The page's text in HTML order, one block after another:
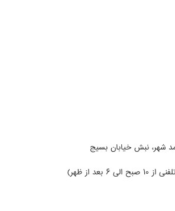
شهر، نبش خیابان بسیج
بعد از ظهر)